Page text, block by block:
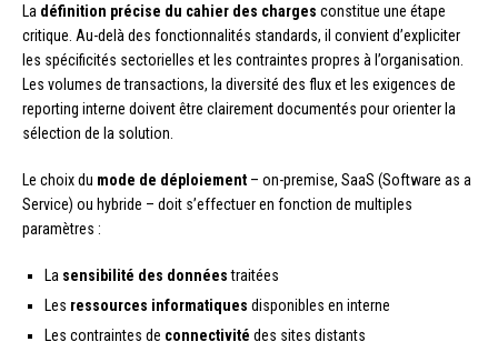
La définition précise du cahier des charges constitue une étape
critique. Au-delà des fonctionnalités standards, il convient d’expliciter
les spécificités sectorielles et les contraintes propres à l’organisation.
Les volumes de transactions, la diversité des flux et les exigences de
reporting interne doivent être clairement documentés pour orienter la
sélection de la solution.
Le choix du mode de déploiement – on-premise, SaaS (Software as a
Service) ou hybride – doit s’effectuer en fonction de multiples
paramètres :
La sensibilité des donnéestraitées
Les ressources informatiques disponibles en interne
Les contraintes de connectivité des sites distants